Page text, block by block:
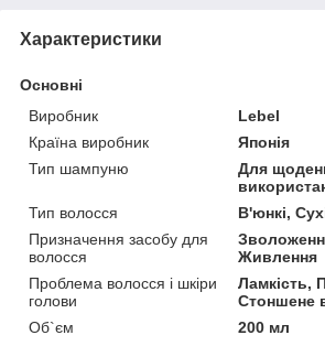
Характеристики
Основні
Виробник
Lebel
Країна виробник
Японія
Тип шампуню
Для
Тип волосся
В'юнкі,
Призначення засобу для
волосся
Живлення
Проблема волосся і шкіри
голови
Ламкість,
Стоншене
Об`єм
200 мл